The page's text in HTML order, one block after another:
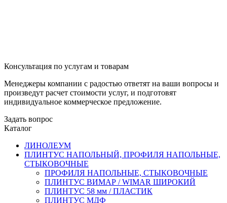
Консультация по услугам и товарам
Менеджеры компании с радостью ответят на ваши вопросы и
произведут расчет стоимости услуг, и подготовят
индивидуальное коммерческое предложение.
Задать вопрос
Каталог
ЛИНОЛЕУМ
ПЛИНТУС НАПОЛЬНЫЙ, ПРОФИЛЯ НАПОЛЬНЫЕ,
СТЫКОВОЧНЫЕ
ПРОФИЛЯ НАПОЛЬНЫЕ, СТЫКОВОЧНЫЕ
ПЛИНТУС ВИМАР / WIMAR ШИРОКИЙ
ПЛИНТУС 58 мм / ПЛАСТИК
ПЛИНТУС МДФ